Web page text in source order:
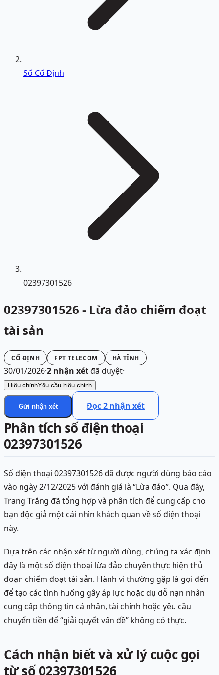
Số Cố Định
02397301526
02397301526 - Lừa đảo chiếm đoạt
tài sản
CỐ ĐỊNH FPT TELECOM HÀ TĨNH
30/01/2026·2 nhận xétđã duyệt·
Hiệu chỉnhYêu cầu hiệu chỉnh
Gửi nhận xét Đọc2 nhận xét
Phân tích số điện thoại
02397301526
Số điện thoại 02397301526 đã được người dùng báo cáo
vào ngày 2/12/2025 với đánh giá là “Lừa đảo”. Qua đây,
Trang Trắng đã tổng hợp và phân tích để cung cấp cho
bạn độc giả một cái nhìn khách quan về số điện thoại
này.
Dựa trên các nhận xét từ người dùng, chúng ta xác định
đây là một số điện thoại lừa đảo chuyên thực hiện thủ
đoạn chiếm đoạt tài sản. Hành vi thường gặp là gọi đến
để tạo các tình huống gây áp lực hoặc dụ dỗ nạn nhân
cung cấp thông tin cá nhân, tài chính hoặc yêu cầu
chuyển tiền để “giải quyết vấn đề” không có thực.
Cách nhận biết và xử lý cuộc gọi
từ số 02397301526